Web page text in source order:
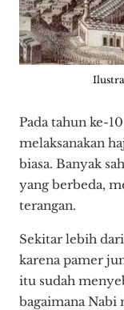
Pada tahun ke-
melaksanakan
biasa. Banyak
yang berbeda,
terangan.
Sekitar lebih
karena pamer
itu sudah
bagaimana Nabi